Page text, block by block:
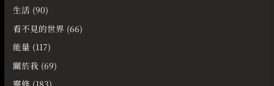
生活 (90)
看不見的世界 (66)
能量 (117)
關於我 (69)
靈修 (183)